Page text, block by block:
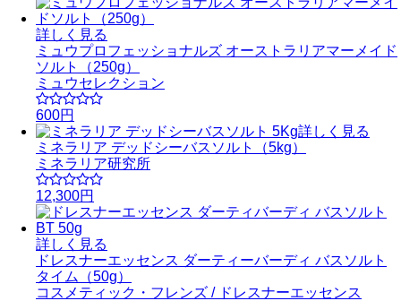
詳しく見る
ミュウプロフェッショナルズ オーストラリアマーメイド
ソルト（250g）
ミュウセレクション
600円
詳しく見る
ミネラリア デッドシーバスソルト（5kg）
ミネラリア研究所
12,300円
詳しく見る
ドレスナーエッセンス ダーティーバーディ バスソルト
タイム（50g）
コスメティック・フレンズ / ドレスナーエッセンス